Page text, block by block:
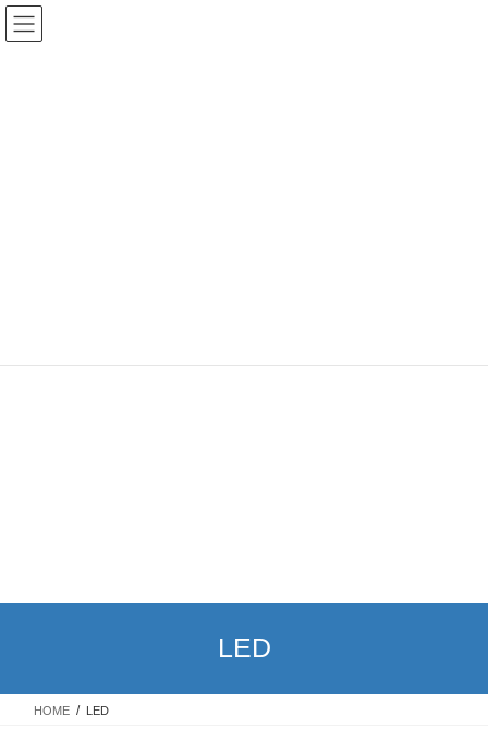
コ
ン
ナ
ビ
LED
HOME LED